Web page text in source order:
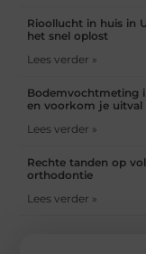
Rioollucht in huis in
het snel oplost
Lees verder »
Bodemvochtmeting
en voorkom je uitval
Lees verder »
Rechte tanden op
orthodontie
Lees verder »